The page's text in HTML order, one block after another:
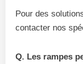
Pour des
contacter nos
Q. Les rampes